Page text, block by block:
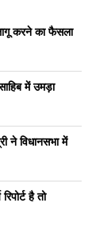
करने का फैसला
में उमड़ा
ने विधानसभा में
है तो